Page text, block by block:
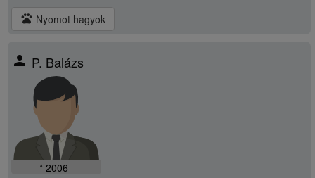
pets Nyomot hagyok
person P. Balázs
* 2006